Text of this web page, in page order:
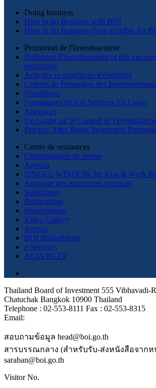
Doing business
How to do Business with BOI
How to do Business (Non-Eligible for
Promotion de l'Investissement
Politiques d'investissement et des
promotion
Activités et conditions d'éligibilité
Critères de Promotion des
Procédures
Formulaires BOI et Services En Ligne
Annonces
Un Guide sur le Conseil de
Practice After Being Investment
Centre de ressources
Communiqués de presse
Agenda
SINGLE WINDOW for Visa & Work
Annuaire des entreprises promues
Statistiques
Publications
Présentations
Video Gallery
Journal
BOI Bibliothèque
e-Services
ACIA/RCEP
Thailand Board of Investment 555 Vibhavadi-
Chatuchak Bangkok 10900 Thailand
Telephone : 02-553-8111 Fax : 02-553-8315
Email:
สอบถามข้อมูล head@boi.go.th
สารบรรณกลาง (สำหรับรับ-ส่งหนังสือจาก
saraban@boi.go.th
Visitor No.